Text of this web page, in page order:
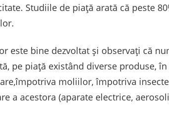
Studiile de piață arată că peste
este bine dezvoltat și observați că
pe piață existând diverse produse,
moliilor, împotriva
a acestora (aparate electrice,